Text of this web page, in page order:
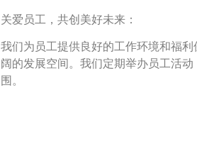
关爱员工，共创美好未来：
我们为员工提供良好的工作环境和福
阔的发展空间。我们定期举办员工活
围。